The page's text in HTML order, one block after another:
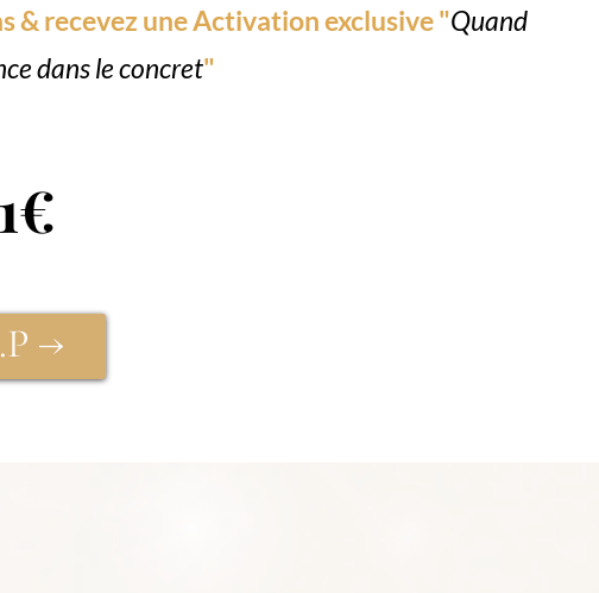
& recevez une Activation exclusive "Quand
dans le concret"
→